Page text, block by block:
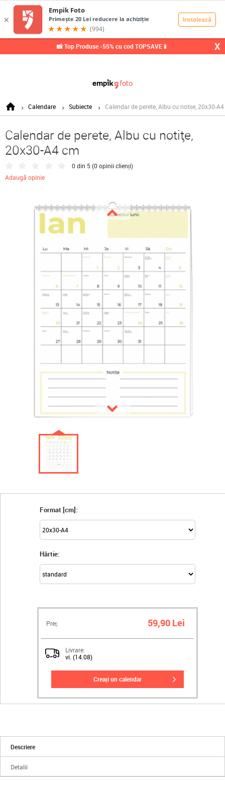
📸 Top Produse -55% cu cod TOPSAVE📱 X
Calendare Subiecte Calendar de perete, Albu cu notițe, 20x30-
Calendar de perete, Albu cu notițe,
20x30-A4 cm
0 din 5 (0 opinii clienți)
Adaugă opinie
Format [cm]:
Hârtie:
Preț: 59,90 Lei
Livrare:
vi. (14.08)
creați un calendar
Descriere
Detalii